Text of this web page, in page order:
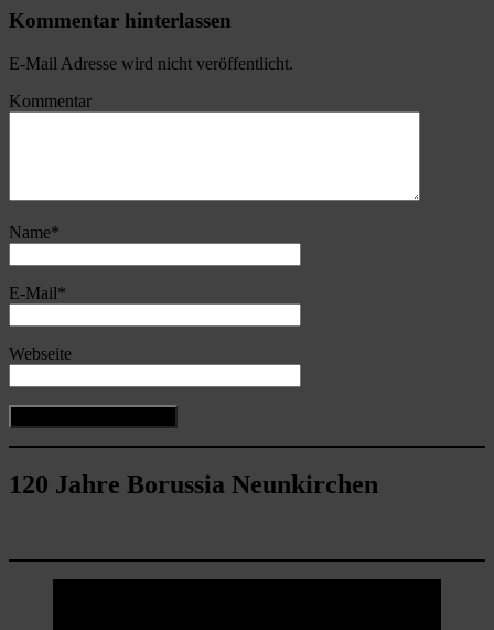
Kommentar hinterlassen
E-Mail Adresse wird nicht veröffentlicht.
Kommentar
Name*
E-Mail*
Webseite
120 Jahre Borussia Neunkirchen